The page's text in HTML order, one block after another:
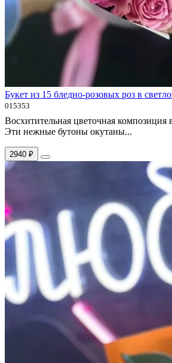
Букет из 15 бледно-розовых роз в
015353
Восхитительная цветочная
Эти нежные бутоны окутаны...
2940 ₽